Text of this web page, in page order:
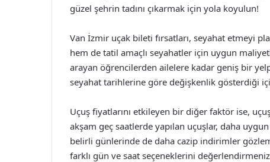
güzel şehrin tadını çıkarmak için yola koyulun!
Van İzmir uçak bileti fırsatları, seyahat etmeyi
hem de tatil amaçlı seyahatler için uygun
arayan öğrencilerden ailelere kadar geniş bir
seyahat tarihlerine göre değişkenlik gösterdiği
Uçuş fiyatlarını etkileyen bir diğer faktör ise,
akşam geç saatlerde yapılan uçuşlar, daha
belirli günlerinde de daha cazip indirimler
farklı gün ve saat seçeneklerini